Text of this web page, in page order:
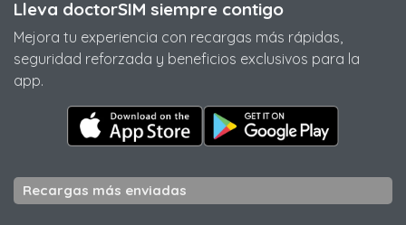
Lleva doctorSIM siempre contigo
Mejora tu experiencia con recargas más rápidas,
seguridad reforzada y beneficios exclusivos para la
app.
Recargas más enviadas